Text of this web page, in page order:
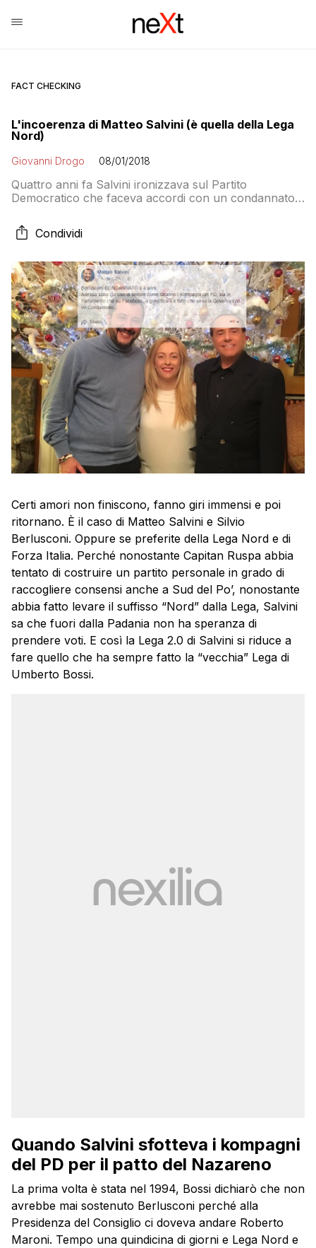
FACT CHECKING
L'incoerenza di Matteo Salvini (è quella della Lega
Nord)
Giovanni Drogo 08/01/2018
Quattro anni fa Salvini ironizzava sul Partito
Democratico che faceva accordi con un condannato a
quello stesso condannato a 4 anni che tanto
disprezzava
Condividi
Certi amori non finiscono, fanno giri immensi e poi
ritornano. È il caso di Matteo Salvini e Silvio
Berlusconi. Oppure se preferite della Lega Nord e di
Forza Italia. Perché nonostante Capitan Ruspa abbia
tentato di costruire un partito personale in grado di
raccogliere consensi anche a Sud del Po’, nonostante
abbia fatto levare il suffisso “Nord” dalla Lega, Salvini
sa che fuori dalla Padania non ha speranza di
prendere voti. E così la Lega 2.0 di Salvini si riduce a
fare quello che ha sempre fatto la “vecchia” Lega di
Umberto Bossi.
Quando Salvini sfotteva i kompagni
del PD per il patto del Nazareno
La prima volta è stata nel 1994, Bossi dichiarò che non
avrebbe mai sostenuto Berlusconi perché alla
Presidenza del Consiglio ci doveva andare Roberto
Maroni. Tempo una quindicina di giorni e Lega Nord e